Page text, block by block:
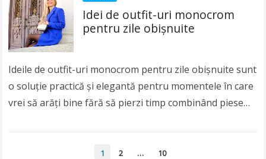
Idei de outfit-uri monocrom
pentru zile obișnuite
Ideile de outfit-uri monocrom pentru zile obișnuite sunt
o soluție practică și elegantă pentru momentele în care
vrei să arăți bine fără să pierzi timp combinând piese
1 2 … 10